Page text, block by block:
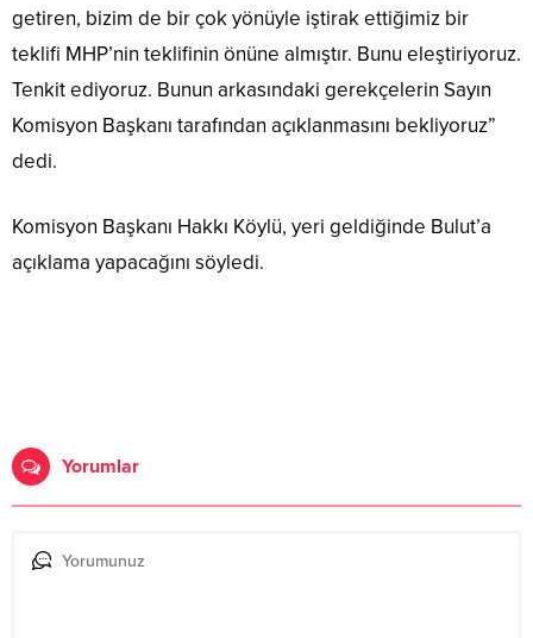
getiren, bizim de bir çok yönüyle iştirak ettiğimiz bir
teklifi MHP’nin teklifinin önüne almıştır. Bunu eleştiriyoruz.
Tenkit ediyoruz. Bunun arkasındaki gerekçelerin Sayın
Komisyon Başkanı tarafından açıklanmasını bekliyoruz”
dedi.
Komisyon Başkanı Hakkı Köylü, yeri geldiğinde Bulut’a
açıklama yapacağını söyledi.
Yorumlar